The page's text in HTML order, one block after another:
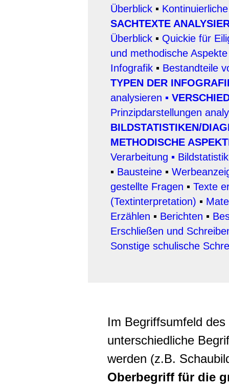
Überblick ▪
SACHTEXTE
Überblick ▪ Quickie für
und methodische Aspekte
Infografik ▪ Bestandteile
TYPEN DER
analysieren ▪
Prinzipdarstellungen
BILDSTATISTIKEN/
METHODISCHE
Verarbeitung ▪
▪ Bausteine ▪
gestellte Fragen ▪ Texte
(Textinterpretation) ▪
Erzählen ▪ Berichten ▪
Erschließen und
Sonstige schulische
Im Begriffsumfeld
unterschiedliche
werden (z.B.
Oberbegriff für die